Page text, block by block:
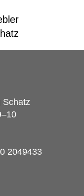
Schatz
2049433